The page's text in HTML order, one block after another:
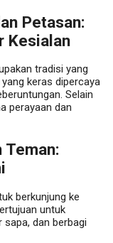
Petasan:
Kesialan
tradisi yang
keras dipercaya
Selain
perayaan dan
Teman:
berkunjung ke
untuk
dan berbagi